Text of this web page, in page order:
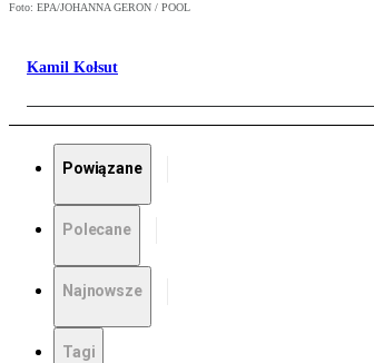
Foto: EPA/JOHANNA GERON / POOL
Kamil Kołsut
Powiązane
Polecane
Najnowsze
Tagi